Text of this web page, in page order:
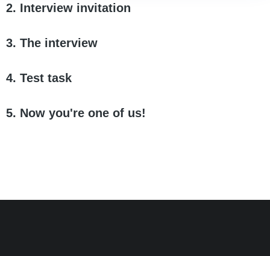
2. Interview invitation
3. The interview
4. Test task
5. Now you're one of us!